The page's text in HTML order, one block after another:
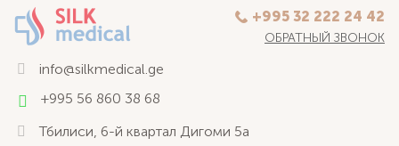
+995 32 222 24 42
ОБРАТНЫЙ ЗВОНОК
info@silkmedical.ge
+995 56 860 38 68
Тбилиси, 6-й квартал Дигоми 5а